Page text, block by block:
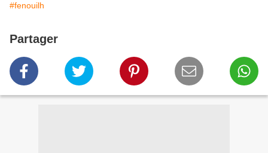
#fenouilh
Partager